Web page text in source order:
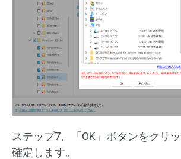
ステップ7、「OK」ボタンをクリ
確定します。